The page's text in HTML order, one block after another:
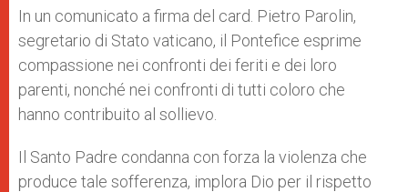
In un comunicato a firma del card. Pietro Parolin,
segretario di Stato vaticano, il Pontefice esprime
compassione nei confronti dei feriti e dei loro
parenti, nonché nei confronti di tutti coloro che
hanno contribuito al sollievo.
Il Santo Padre condanna con forza la violenza che
produce tale sofferenza, implora Dio per il rispetto